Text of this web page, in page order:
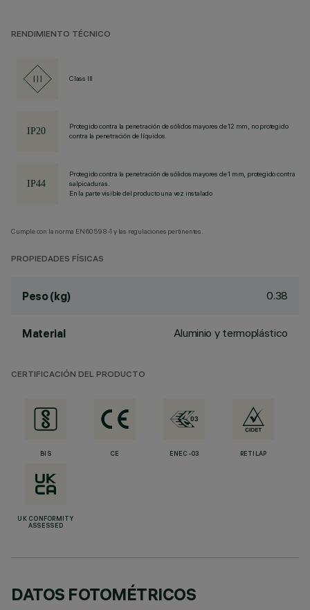
RENDIMIENTO TÉCNICO
Class III
Protegido contra la penetración de sólidos mayores de 12 mm, no protegido
contra la penetración de líquidos.
Protegido contra la penetración de sólidos mayores de 1 mm, protegido contra
salpicaduras.
En la parte visible del producto una vez instalado
Cumple con la norma EN60598-1 y las regulaciones pertinentes.
PROPIEDADES FÍSICAS
Peso (kg) 0.38
Material Aluminio y termoplástico
CERTIFICACIÓN DEL PRODUCTO
BIS CE ENEC-03 RETILAP
UK CONFORMITY
ASSESSED
DATOS FOTOMÉTRICOS